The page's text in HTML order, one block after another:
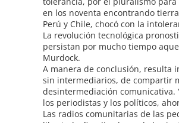
en los noventa encontrando
Perú y Chile, chocó con la
La revolución tecnológica
persistan por mucho tiempo
Murdock.
A manera de conclusión, resulta
sin intermediarios, de compartir
desintermediación comunicativa.
los periodistas y los políticos,
Las radios comunitarias de las